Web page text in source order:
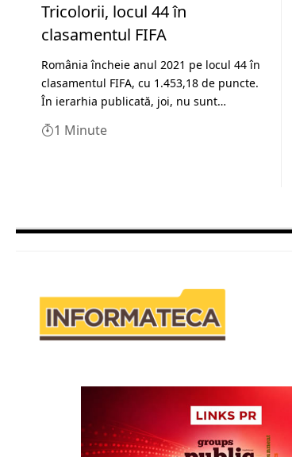
Tricolorii, locul 44 în
clasamentul FIFA
România încheie anul 2021 pe locul 44 în
clasamentul FIFA, cu 1.453,18 de puncte.
În ierarhia publicată, joi, nu sunt…
1 Minute